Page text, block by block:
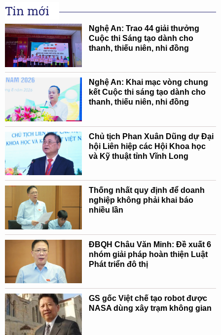
Tin mới
Nghệ An: Trao 44 giải thưởng
Cuộc thi Sáng tạo dành cho
thanh, thiếu niên, nhi đồng
Nghệ An: Khai mạc vòng chung
kết Cuộc thi sáng tạo dành cho
thanh, thiếu niên, nhi đồng
Chủ tịch Phan Xuân Dũng dự Đại
hội Liên hiệp các Hội Khoa học
và Kỹ thuật tỉnh Vĩnh Long
Thống nhất quy định để doanh
nghiệp không phải khai báo
nhiều lần
ĐBQH Châu Văn Minh: Đề xuất 6
nhóm giải pháp hoàn thiện Luật
Phát triển đô thị
GS gốc Việt chế tạo robot được
NASA dùng xây trạm không gian